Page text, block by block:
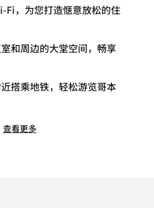
Fi，为您打造惬意放松的住
和周边的大堂空间，畅享
搭乘地铁，轻松游览哥本
查看更多